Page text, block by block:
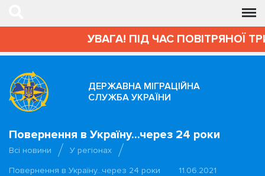
УВАГА! ПІД ЧАС ПОВІТРЯНОЇ
ДЕРЖАВНА МІГРАЦІЙНА
СЛУЖБА УКРАЇНИ
Повернення в Україну...через 24 роки
Всі новини
У регіонах
Повернення в Україну...через 24 роки
11.06.2021